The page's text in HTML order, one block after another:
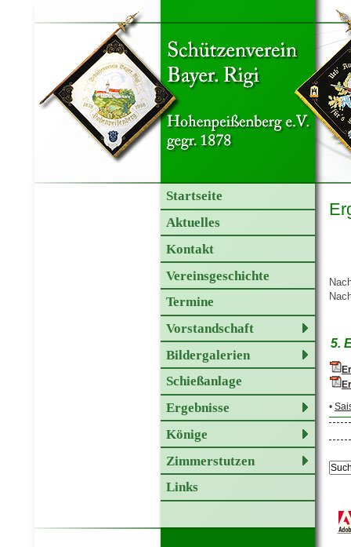
Startseite
Aktuelles
Kontakt
Vereinsgeschichte
Termine
Vorstandschaft
Bildergalerien
Schießanlage
Ergebnisse
Könige
Zimmerstutzen
Links
5.
•